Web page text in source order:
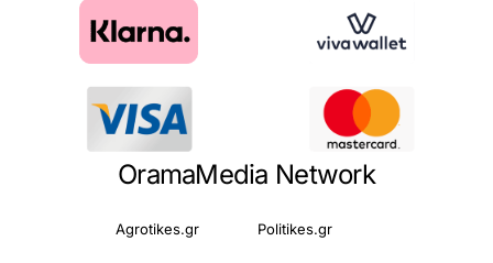
OramaMedia Network
Agrotikes.gr Politikes.gr